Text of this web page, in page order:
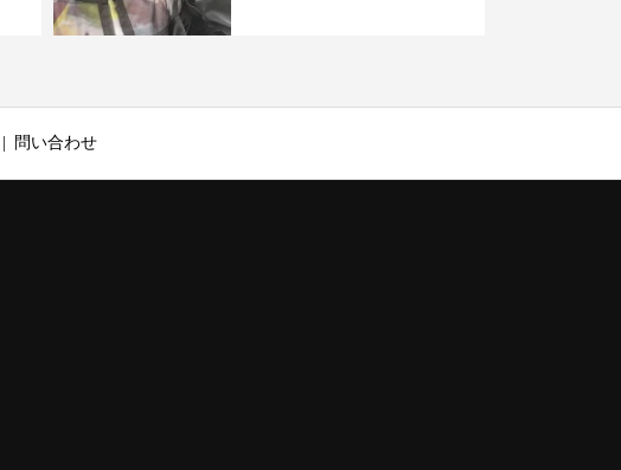
問い合わせ